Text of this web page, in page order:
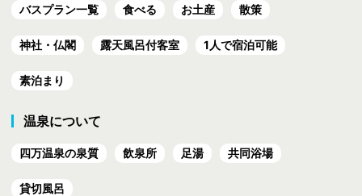
バスプラン一覧 食べる お土産 散策
神社・仏閣 露天風呂付客室 1人で宿泊可能
素泊まり
温泉について
四万温泉の泉質 飲泉所 足湯 共同浴場
貸切風呂